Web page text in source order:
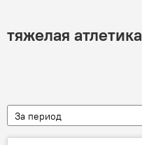
тяжелая атлетика
За период